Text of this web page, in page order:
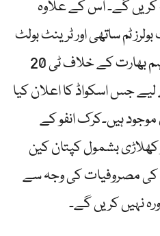
کریں گے۔ اس کے علاوہ
ٹم ساتھی اور ٹرینٹ بولٹ
بھی اسکواڈ کا حصہ نہیں۔تاہم بھارت کے خلاف ٹی 20
کپ کے لیے جس اسکواڈ کا اعلان کیا
ہیں۔کرک انفو کے
کھلاڑی بشمول کپتان کین
کی مصروفیات کی وجہ سے
نہیں کریں گے۔